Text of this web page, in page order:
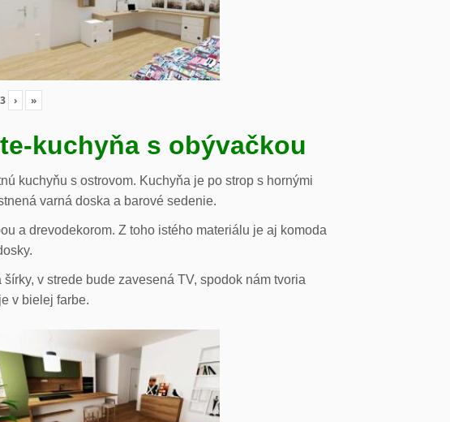
3 › »
kuchyňa s obývačkou
kuchyňu s ostrovom. Kuchyňa je po strop s hornými
varná doska a barové sedenie.
a drevodekorom. Z toho istého materiálu je aj komoda
v strede bude zavesená TV, spodok nám tvoria
v bielej farbe.